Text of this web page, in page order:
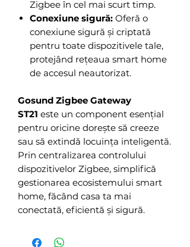
Zigbee în cel mai scurt timp.
Conexiune sigură: Oferă o
conexiune sigură și criptată
pentru toate dispozitivele tale,
protejând rețeaua smart home
de accesul neautorizat.
Gosund Zigbee Gateway
ST21 este un component esențial
pentru oricine dorește să creeze
sau să extindă locuința inteligentă.
Prin centralizarea controlului
dispozitivelor Zigbee, simplifică
gestionarea ecosistemului smart
home, făcând casa ta mai
conectată, eficientă și sigură.